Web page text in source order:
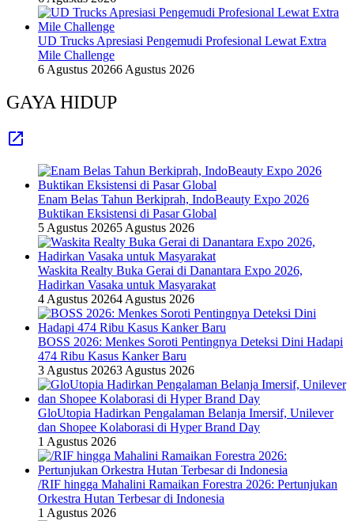
UD Trucks Apresiasi Pengemudi Profesional Lewat Extra
Mile Challenge
6 Agustus 20266 Agustus 2026
GAYA HIDUP
Enam Belas Tahun Berkiprah, IndoBeauty Expo 2026
Buktikan Eksistensi di Pasar Global
5 Agustus 20265 Agustus 2026
Waskita Realty Buka Gerai di Danantara Expo 2026,
Hadirkan Vasaka untuk Masyarakat
4 Agustus 20264 Agustus 2026
BOSS 2026: Menkes Soroti Pentingnya Deteksi Dini Hadapi
474 Ribu Kasus Kanker Baru
3 Agustus 20263 Agustus 2026
GloUtopia Hadirkan Pengalaman Belanja Imersif, Unilever
dan Shopee Kolaborasi di Hyper Brand Day
1 Agustus 2026
/RIF hingga Mahalini Ramaikan Forestra 2026: Pertunjukan
Orkestra Hutan Terbesar di Indonesia
1 Agustus 2026